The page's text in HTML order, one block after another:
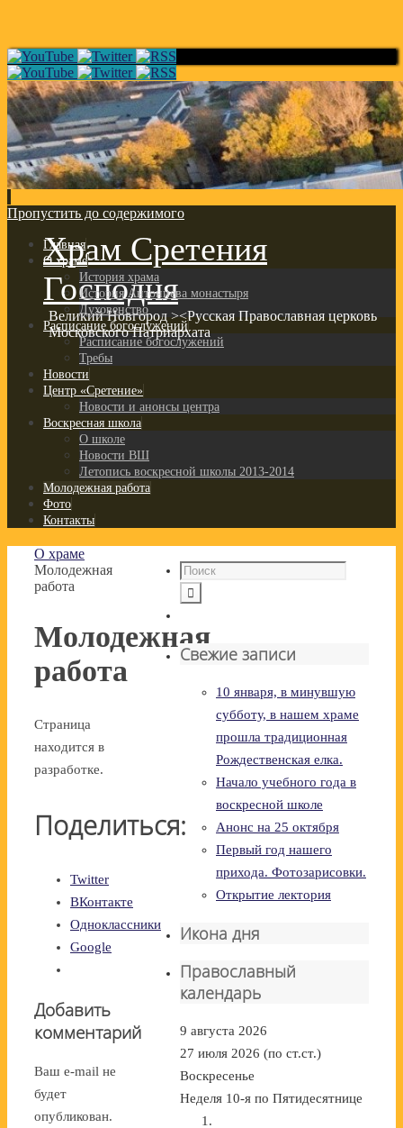
Храм Сретения
Господня
Великий Новгород ><Русская Православная церковь
Московского Патриархата
Пропустить до содержимого
Главная
О храме
История храма
История Антониева монастыря
Духовенство
Расписание богослужений
Расписание богослужений
Требы
Новости
Центр «Сретение»
Новости и анонсы центра
Воскресная школа
О школе
Новости ВШ
Летопись воскресной школы 2013-2014
Молодежная работа
Фото
Контакты
О храме
Молодежная
работа
Молодежная
работа
Страница
находится в
разработке.
Поделиться:
Twitter
ВКонтакте
Одноклассники
Google
Добавить
комментарий
Ваш e-mail не
будет
опубликован.
Свежие записи
10 января, в минувшую
субботу, в нашем храме
прошла традиционная
Рождественская елка.
Начало учебного года в
воскресной школе
Анонс на 25 октября
Первый год нашего
прихода. Фотозарисовки.
Открытие лектория
Икона дня
Православный
календарь
9 августа 2026
27 июля 2026 (по ст.ст.)
Воскресенье
Неделя 10-я по Пятидесятнице